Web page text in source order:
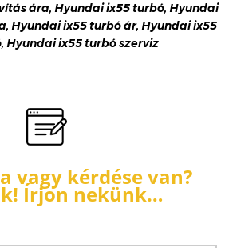
ára, Hyundai ix55 turbó, Hyundai
Hyundai ix55 turbó ár, Hyundai ix55
Hyundai ix55 turbó szerviz
vagy kérdése van?
Írjon nekünk…